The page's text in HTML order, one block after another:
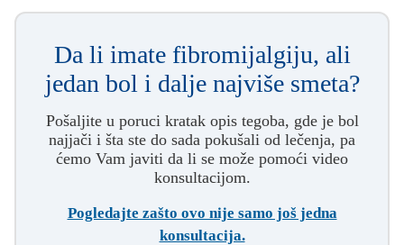
Da li imate fibromijalgiju, ali
jedan bol i dalje najviše smeta?
Pošaljite u poruci kratak opis tegoba, gde je bol
najjači i šta ste do sada pokušali od lečenja, pa
ćemo Vam javiti da li se može pomoći video
konsultacijom.
Pogledajte zašto ovo nije samo još jedna
konsultacija.